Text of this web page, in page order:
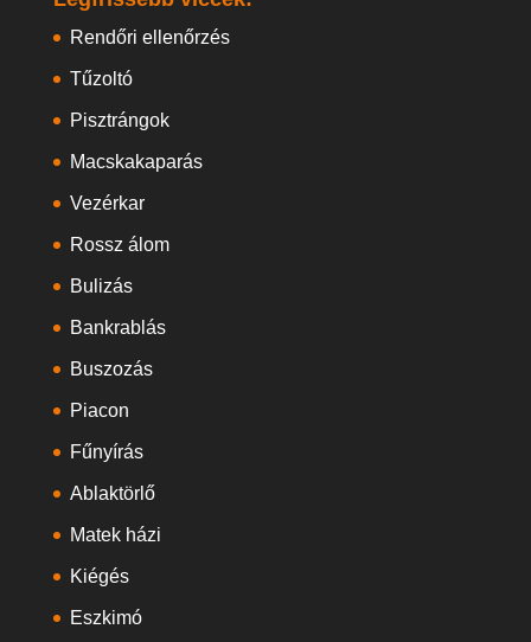
Rendőri ellenőrzés
Tűzoltó
Pisztrángok
Macskakaparás
Vezérkar
Rossz álom
Bulizás
Bankrablás
Buszozás
Piacon
Fűnyírás
Ablaktörlő
Matek házi
Kiégés
Eszkimó